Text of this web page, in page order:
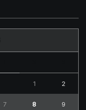
1 2
7 8 9